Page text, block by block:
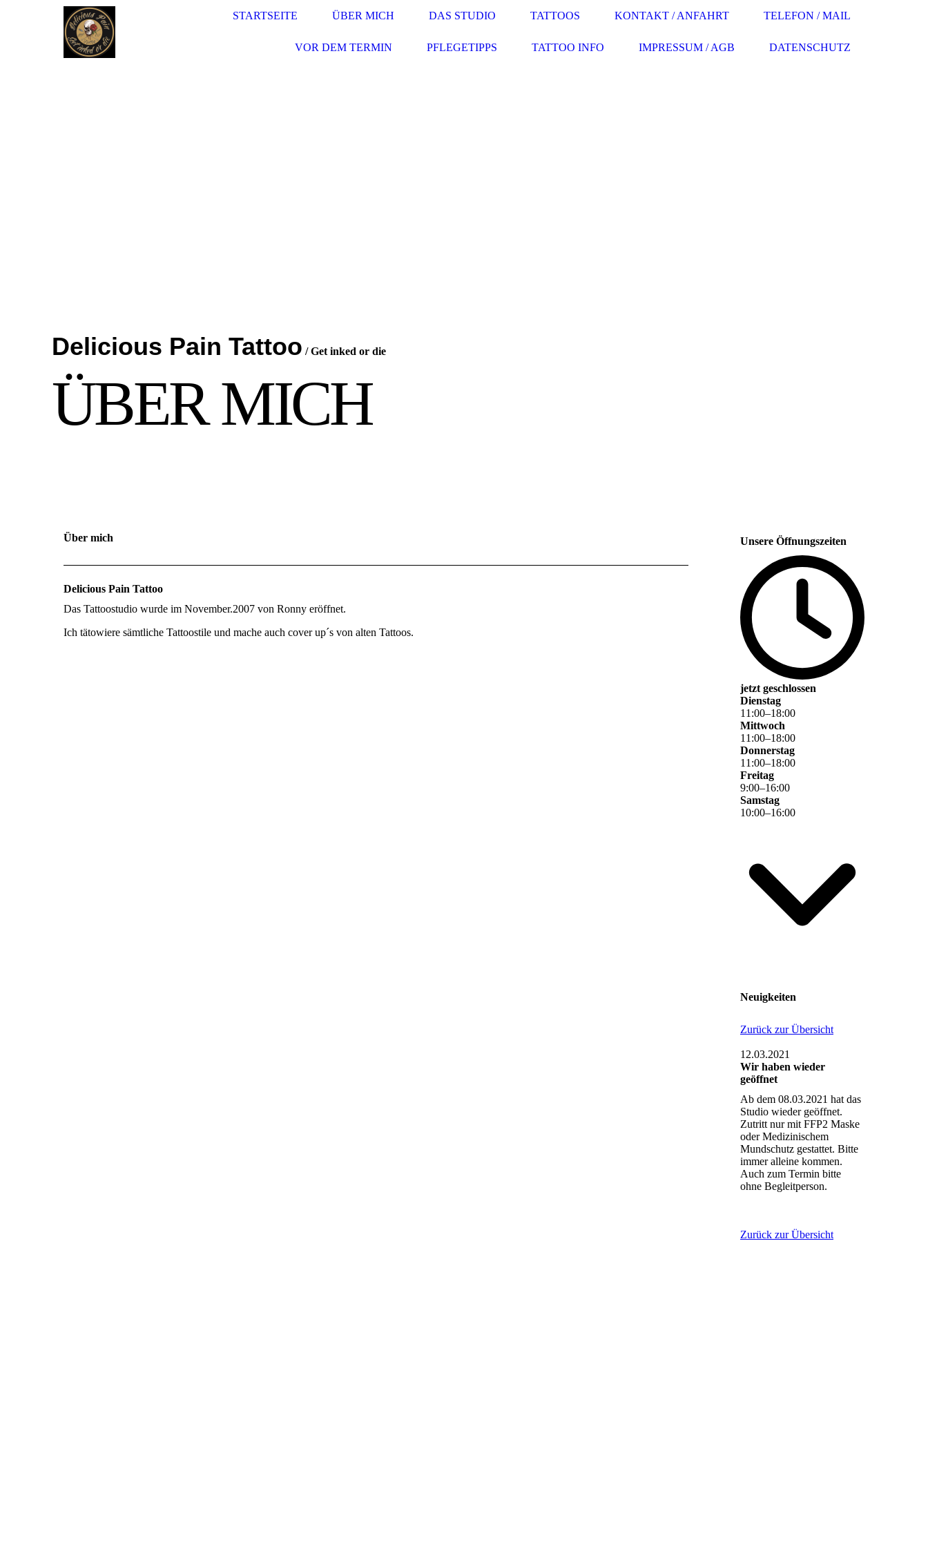
STARTSEITE ÜBER MICH DAS STUDIO TATTOOS KONTAKT / ANFAHRT TELEFON / MAIL
VOR DEM TERMIN PFLEGETIPPS TATTOO INFO IMPRESSUM / AGB DATENSCHUTZ
Delicious Pain Tattoo /Get inked or die
ÜBER MICH
Über mich
Delicious Pain Tattoo
Das Tattoostudio wurde im November.2007 von Ronny eröffnet.
Ich tätowiere sämtliche Tattoostile und mache auch cover up´s von alten Tattoos.
Unsere Öffnungszeiten
jetzt geschlossen
Dienstag
11 :00–18:00
Mittwoch
11 :00–18:00
Donnerstag
11 :00–18:00
Freitag
9:00–16:00
Samstag
10:00–16:00
Neuigkeiten
Zurück zur Übersicht
12.03.2021
Wir haben wieder
geöffnet
Ab dem 08.03.2021 hat das
Studio wieder geöffnet.
Zutritt nur mit FFP2 Maske
oder Medizinischem
Mundschutz gestattet. Bitte
immer alleine kommen.
Auch zum Termin bitte
ohne Begleitperson.
Zurück zur Übersicht